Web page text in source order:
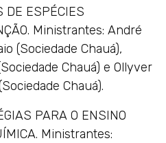
DE ESPÉCIES
Ministrantes: André
(Sociedade Chauá),
Chauá) e Ollyver
Chauá).
PARA O ENSINO
Ministrantes: